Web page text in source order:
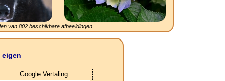
van 802 beschikbare afbeeldingen.
eigen
Google Vertaling